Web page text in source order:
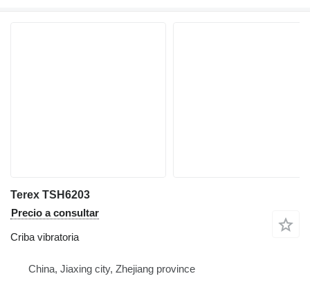
Terex TSH6203
Precio a consultar
Criba vibratoria
China, Jiaxing city, Zhejiang province